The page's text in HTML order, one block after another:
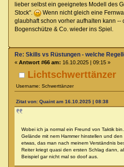
lieber selbst ein geeignetes Modell des
Stock".
Wenn nicht gleich eine
glaubhaft schon vorher aufhalten kann --
Bogenschütze & Co. wieder ins Spiel.
Lichtschwerttänzer
Username: Schwerttänzer
Re: Skills vs Rüstungen - welche
« Antwort #66 am: 16.10.2025 | 09:15 »
Zitat von: Quaint am 16.10.2025 | 08:38
Wobei ich ja normal ein Freund von Taktik
Gelände mit nem Hammer hinstellen und
etwas, das man nach meinem Verständnis
Reiter kriegt quasi den ersten Schlag dann,
Beispiel gar nicht mal so doof aus.